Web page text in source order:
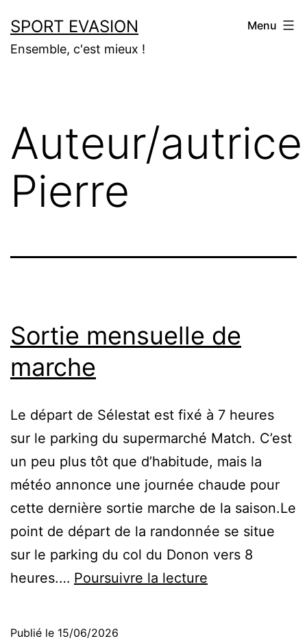
au
contenu
SPORT EVASION
Ensemble, c'est mieux !
Menu
Auteur/
Pierre
Sortie mensuelle de
marche
Le départ de Sélestat est fixé à 7 heures
sur le parking du supermarché Match. C’est
un peu plus tôt que d’habitude, mais la
météo annonce une journée chaude pour
cette dernière sortie marche de la saison.Le
point de départ de la randonnée se situe
sur le parking du col du Donon vers 8
heures.… Poursuivre la lecture
Publié le 15/06/2026